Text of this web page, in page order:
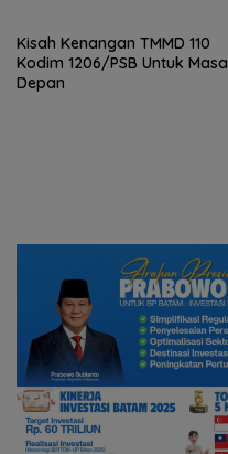
Kisah Kenangan TMMD 110
Kodim 1206/PSB Untuk Masa
Depan